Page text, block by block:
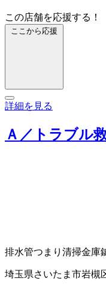
この店舗を応援する！
ここから応援
詳細を見る
Ａ／トラブル
排水管つまり清掃金庫
埼玉県さいたま市岩槻